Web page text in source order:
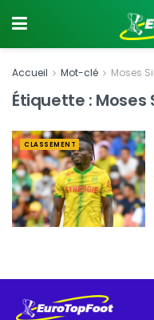
Accueil Mot-clé Moses
Étiquette : Moses
CLASSEMENT